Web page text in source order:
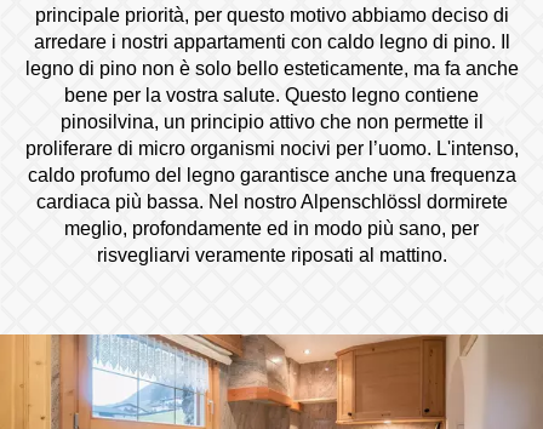
principale priorità, per questo motivo abbiamo deciso di
arredare i nostri appartamenti con caldo legno di pino. Il
legno di pino non è solo bello esteticamente, ma fa anche
bene per la vostra salute. Questo legno contiene
pinosilvina, un principio attivo che non permette il
proliferare di micro organismi nocivi per l’uomo. L'intenso,
caldo profumo del legno garantisce anche una frequenza
cardiaca più bassa. Nel nostro Alpenschlössl dormirete
meglio, profondamente ed in modo più sano, per
risvegliarvi veramente riposati al mattino.